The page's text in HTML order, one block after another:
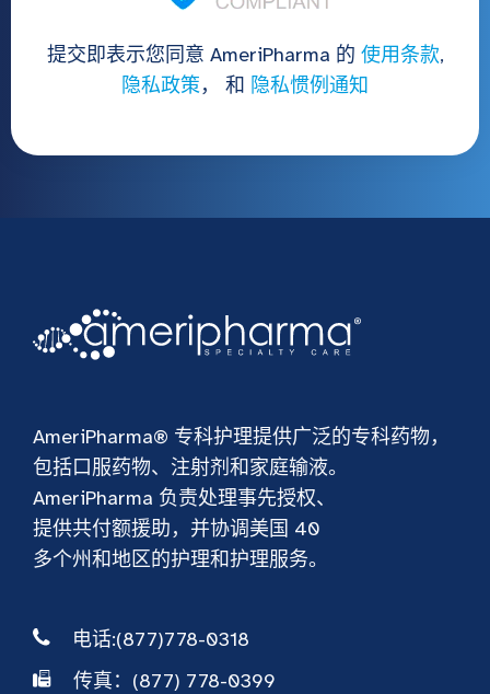
提交即表示您同意 AmeriPharma 的 使用条款,
隐私政策， 和 隐私惯例通知
AmeriPharma® 专科护理提供广泛的专科药物，
包括口服药物、注射剂和家庭输液。
AmeriPharma 负责处理事先授权、
提供共付额援助，并协调美国 40
多个州和地区的护理和护理服务。
电话:(877)778-0318
传真：(877) 778-0399